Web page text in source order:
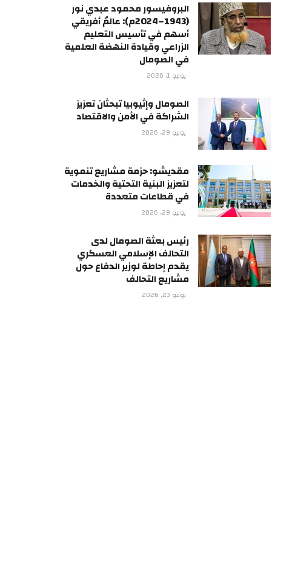
البروفيسور محمود عبدي نور
(1943–2024م): عالمٌ أفريقي
أسهم في تأسيس التعليم
الزراعي وقيادة النهضة العلمية
في الصومال
يوليو 1, 2026
الصومال وإثيوبيا تبحثان تعزيز
الشراكة في الأمن والاقتصاد
يونيو 29, 2026
مقديشو: حزمة مشاريع تنموية
لتعزيز البنية التحتية والخدمات
في قطاعات متعددة
يونيو 29, 2026
رئيس بعثة الصومال لدى
التحالف الإسلامي العسكري
يقدم إحاطة لوزير الدفاع حول
مشاريع التحالف
يونيو 23, 2026